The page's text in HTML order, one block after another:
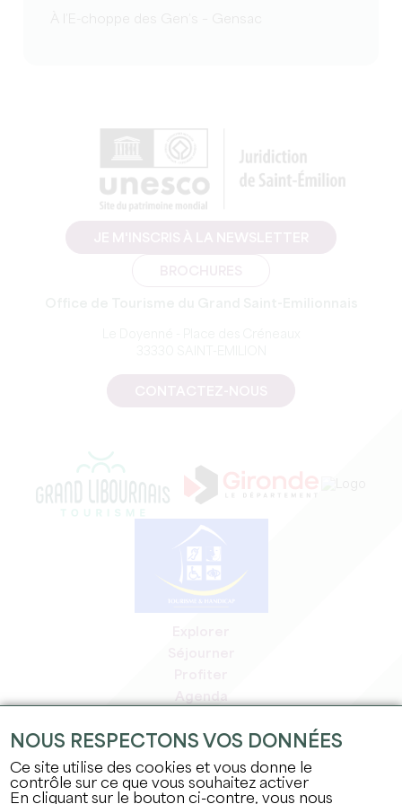
Agenda
Espace adhérents
Espace presse
Emplois & stages
NOUS RESPECTONS VOS DONNÉES
Ce site utilise des cookies et vous donne le
contrôle sur ce que vous souhaitez activer
En cliquant sur le bouton ci-contre, vous nous